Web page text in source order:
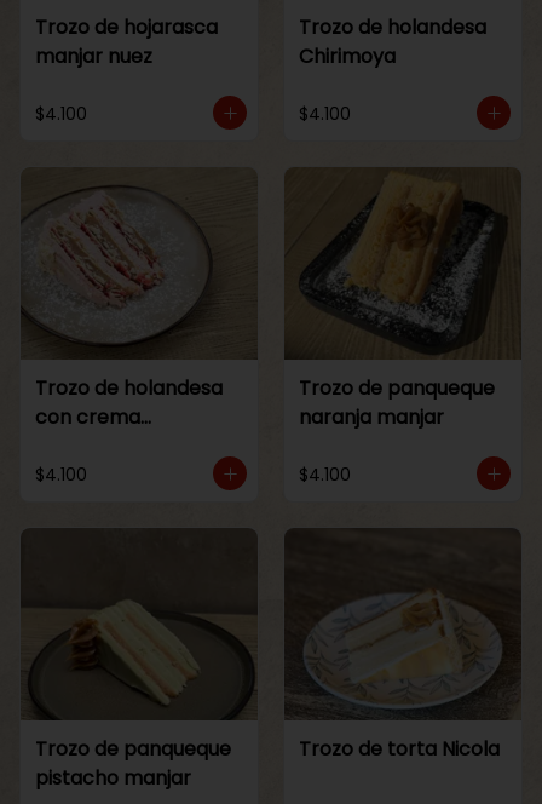
Trozo de hojarasca
manjar nuez
$4.100
Trozo de holandesa
Chirimoya
$4.100
Trozo de holandesa
con crema
$4.100
Trozo de panqueque
naranja manjar
$4.100
Trozo de panqueque
pistacho manjar
Trozo de torta Nicola